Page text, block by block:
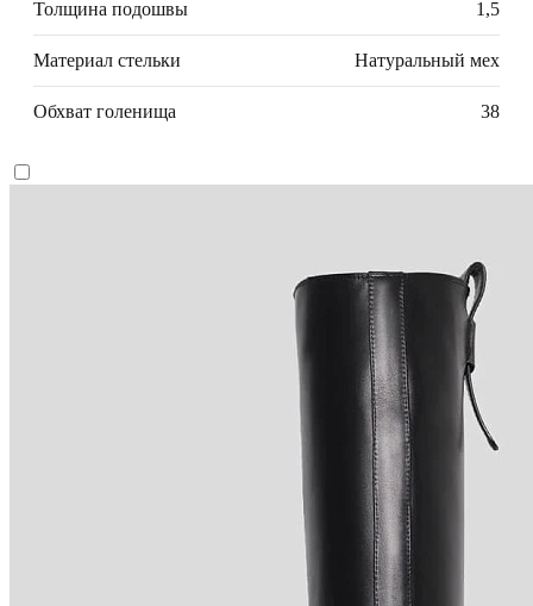
Толщина подошвы 1,5
Материал стельки Натуральный мех
Обхват голенища 38